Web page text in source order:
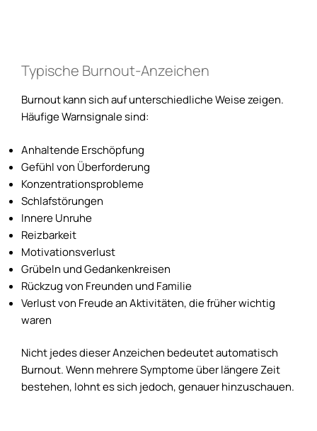
Typische Burnout-Anzeichen
Burnout kann sich auf unterschiedliche Weise zeigen.
Häufige Warnsignale sind:
Anhaltende Erschöpfung
Gefühl von Überforderung
Konzentrationsprobleme
Schlafstörungen
Innere Unruhe
Reizbarkeit
Motivationsverlust
Grübeln und Gedankenkreisen
Rückzug von Freunden und Familie
Verlust von Freude an Aktivitäten, die früher wichtig
waren
Nicht jedes dieser Anzeichen bedeutet automatisch
Burnout. Wenn mehrere Symptome über längere Zeit
bestehen, lohnt es sich jedoch, genauer hinzuschauen.